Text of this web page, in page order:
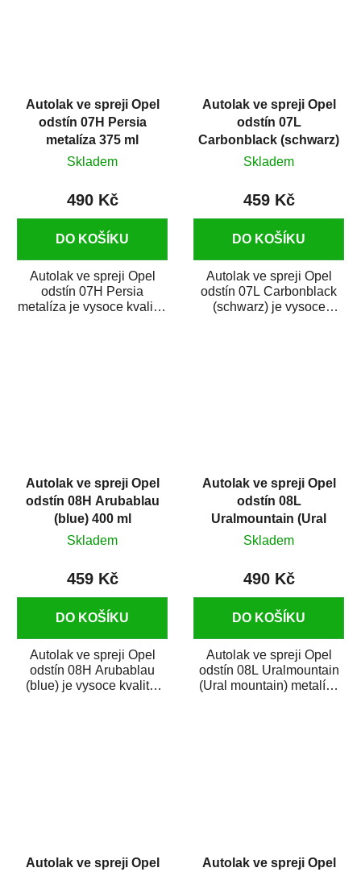
Autolak ve spreji Opel
odstín 07H Persia
metalíza 375 ml
Skladem
490 Kč
DO KOŠÍKU
Autolak ve spreji Opel
odstín 07H Persia
metalíza je vysoce kvalitní
Autolak ve spreji Opel
odstín 07L
Carbonblack (schwarz)
400 ml
Skladem
459 Kč
DO KOŠÍKU
Autolak ve spreji Opel
odstín 07L Carbonblack
(schwarz) je vysoce
Autolak ve spreji Opel
odstín 08H Arubablau
(blue) 400 ml
Skladem
459 Kč
DO KOŠÍKU
Autolak ve spreji Opel
odstín 08H Arubablau
(blue) je vysoce kvalitní
Autolak ve spreji Opel
odstín 08L
Uralmountain (Ural
mountain) metalíza 375
Skladem
490 Kč
DO KOŠÍKU
Autolak ve spreji Opel
odstín 08L Uralmountain
(Ural mountain) metalíza
Autolak ve spreji Opel
Autolak ve spreji Opel